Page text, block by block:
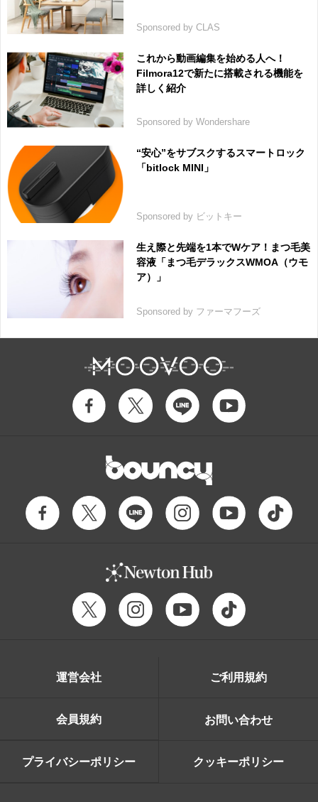
Sponsored by CLAS
これから動画編集を始める人へ！
Filmora12で新たに搭載される機能を
詳しく紹介
Sponsored by Wondershare
“安心”をサブスクするスマートロック
「bitlock MINI」
Sponsored by ビットキー
生え際と先端を1本でWケア！まつ毛美
容液「まつ毛デラックスWMOA（ウモ
ア）」
Sponsored by ファーマフーズ
運営会社 ご利用規約
会員規約 お問い合わせ
プライバシーポリシー クッキーポリシー